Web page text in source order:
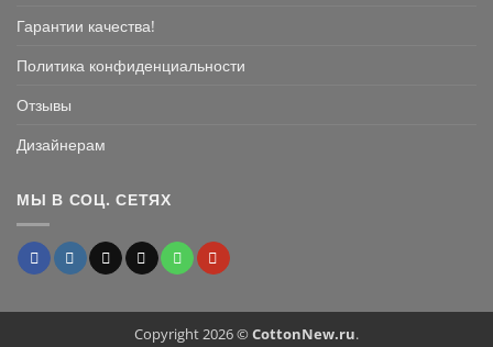
Гарантии качества!
Политика конфиденциальности
Отзывы
Дизайнерам
МЫ В СОЦ. СЕТЯХ
Copyright 2026 ©CottonNew.ru.